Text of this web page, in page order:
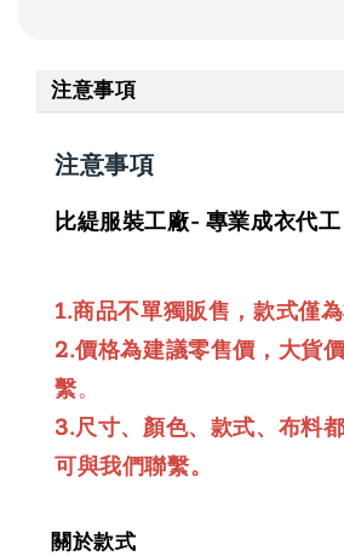
注意事項
注意事項
比緹服裝工廠- 專業成衣代工
1.商品不單獨販售，款式僅為
2.價格為建議零售價，大貨
繫。
3.尺寸、顏色、款式、布料
可與我們聯繫。
關於款式